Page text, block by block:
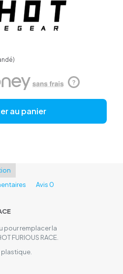
?
au panier
Avis 0
pour remplacer la
FURIOUS RACE.
plastique.